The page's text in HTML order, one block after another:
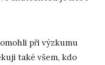
při výzkumu
také všem, kdo